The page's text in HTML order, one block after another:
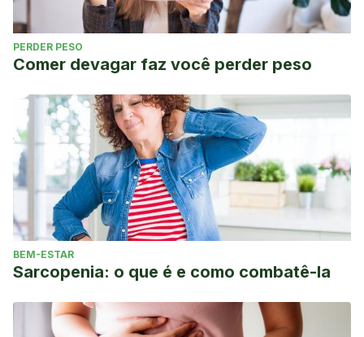
PERDER PESO
Comer devagar faz você perder peso
BEM-ESTAR
Sarcopenia: o que é e como combatê-la